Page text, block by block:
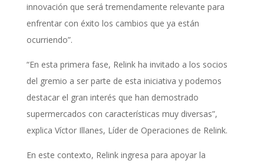
innovación que será tremendamente relevante para
enfrentar con éxito los cambios que ya están
ocurriendo”.
“En esta primera fase, Relink ha invitado a los socios
del gremio a ser parte de esta iniciativa y podemos
destacar el gran interés que han demostrado
supermercados con características muy diversas”,
explica Víctor Illanes, Líder de Operaciones de Relink.
En este contexto, Relink ingresa para apoyar la